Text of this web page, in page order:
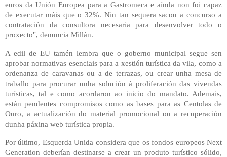
euros da Unión Europea para a Gastromeca e aínda non foi capaz
de executar máis que o 32%. Nin tan sequera sacou a concurso a
contratación da consultora necesaria para desenvolver todo o
proxecto", denuncia Millán.
A edil de EU tamén lembra que o goberno municipal segue sen
aprobar normativas esenciais para a xestión turística da vila, como a
ordenanza de caravanas ou a de terrazas, ou crear unha mesa de
traballo para procurar unha solución á proliferación das vivendas
turísticas, tal e como acordaron ao inicio do mandato. Ademais,
están pendentes compromisos como as bases para as Centolas de
Ouro, a actualización do material promocional ou a recuperación
dunha páxina web turística propia.
Por último, Esquerda Unida considera que os fondos europeos Next
Generation deberían destinarse a crear un produto turístico sólido,